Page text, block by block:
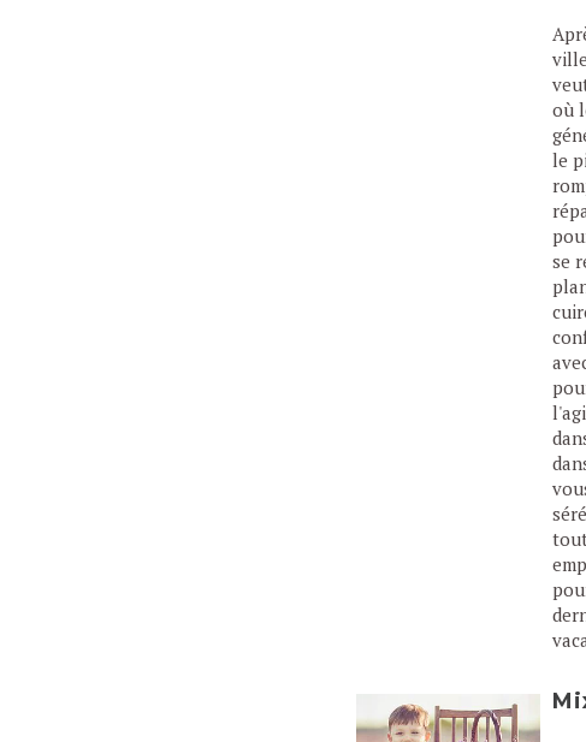
où
le
se